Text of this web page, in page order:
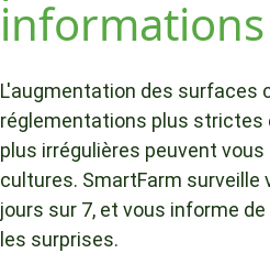
L'augmentation des surfaces
réglementations plus strictes
plus irrégulières peuvent
cultures. SmartFarm surveille
jours sur 7, et vous informe
les surprises.